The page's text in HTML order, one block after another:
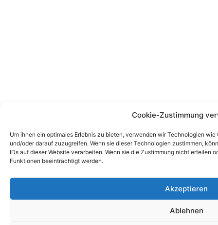
Cookie-Zustimmung
Um ihnen ein optimales Erlebnis zu bieten, verwenden wir Technologien
und/oder darauf zuzugreifen. Wenn sie dieser Technologien zustimmen,
IDs auf dieser Website verarbeiten. Wenn sie die Zustimmung nicht erteilen
Funktionen beeinträchtigt werden.
Akzeptieren
Ablehnen